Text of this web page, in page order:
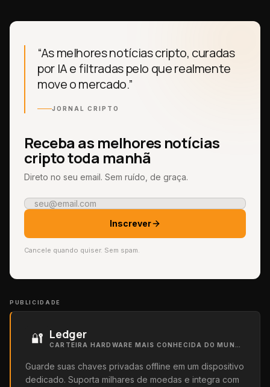
“As melhores notícias cripto, curadas
por IA e filtradas pelo que realmente
move o mercado.”
JORNAL CRIPTO
Receba as melhores notícias
cripto toda manhã
Direto no seu email. Sem ruído, de graça.
Inscrever
Cancele quando quiser. Sem spam.
PUBLICIDADE
🔐 Ledger
Guarde suas chaves privadas offline em um dispositivo
dedicado. Suporta milhares de moedas e integra com